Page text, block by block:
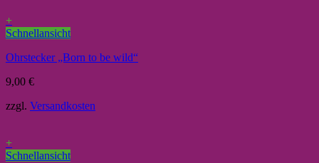
+
Schnellansicht
Ohrstecker „Born to be wild“
9,00 €
zzgl. Versandkosten
+
Schnellansicht